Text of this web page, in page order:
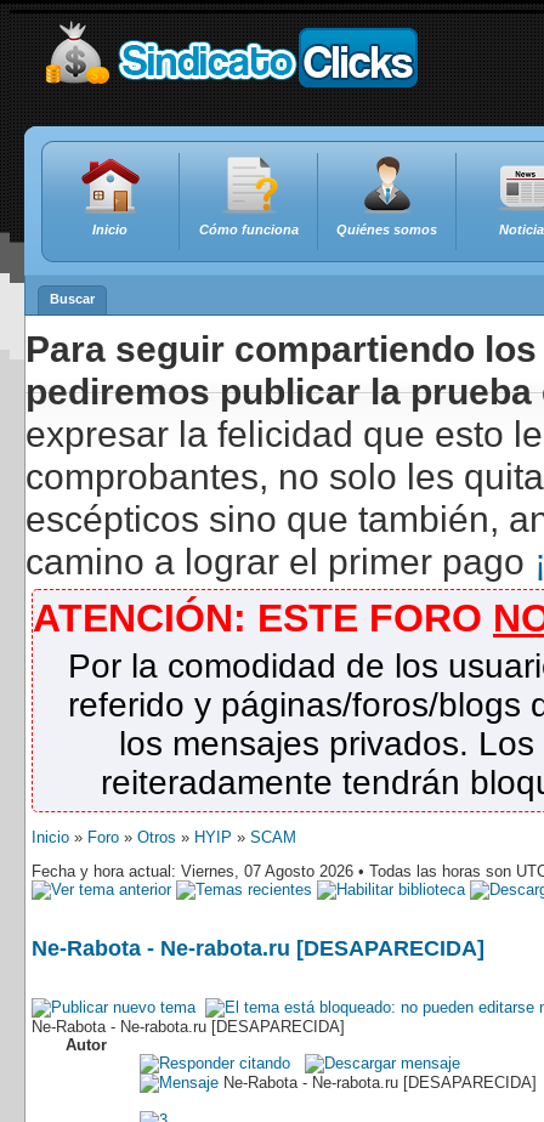
Inicio Cómo funciona Quiénes somos
Buscar
Para seguir compartiendo
pediremos publicar la
expresar la felicidad que esto
comprobantes, no solo les
escépticos sino que también,
camino a lograr el primer pago
ATENCIÓN: ESTE FORO
Por la comodidad de los
referido y páginas/foros/blogs
los mensajes privados.
reiteradamente tendrán
Inicio » Foro » Otros » HYIP » SCAM
Fecha y hora actual: Viernes, 07 Agosto 2026 • Todas las horas son
Ne-Rabota - Ne-rabota.ru [DESAPARECIDA]
Ne-Rabota - Ne-rabota.ru [DESAPARECIDA]
Autor
Ne-Rabota - Ne-rabota.ru [DESAPARECIDA]